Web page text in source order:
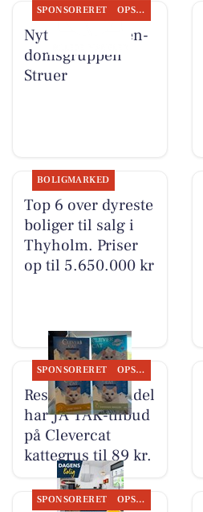
SPONSORERET OPSLAGSTAVLEN
Nyt fra EDC Ejen­
doms­grup­pen
Struer
BOLIGMARKED
Top 6 over dyreste
boliger til salg i
Thyholm. Priser
op til 5.650.000 kr
SPONSORERET OPSLAGSTAVLEN
Resen Landhandel
har JA TAK-tilbud
på Clevercat
kattegrus til 89 kr.
SPONSORERET OPSLAGSTAVLEN